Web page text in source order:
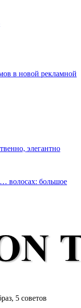
в новой рекламной
элегантно
волосах: большое
5 советов